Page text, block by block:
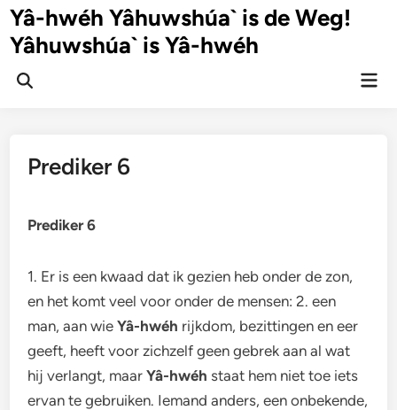
Ga
naar
inhoud
Yâ-hwéh Yâhuwshúa` is de Weg!
Yâhuwshúa` is Yâ-hwéh
Zoeken
Prediker 6
Prediker 6
1. Er is een kwaad dat ik gezien heb onder de zon,
en het komt veel voor onder de mensen: 2. een
man, aan wieYâ-hwéh rijkdom, bezittingen en eer
geeft, heeft voor zichzelf geen gebrek aan al wat
hij verlangt, maarYâ-hwéh staat hem niet toe iets
ervan te gebruiken. Iemand anders, een onbekende,